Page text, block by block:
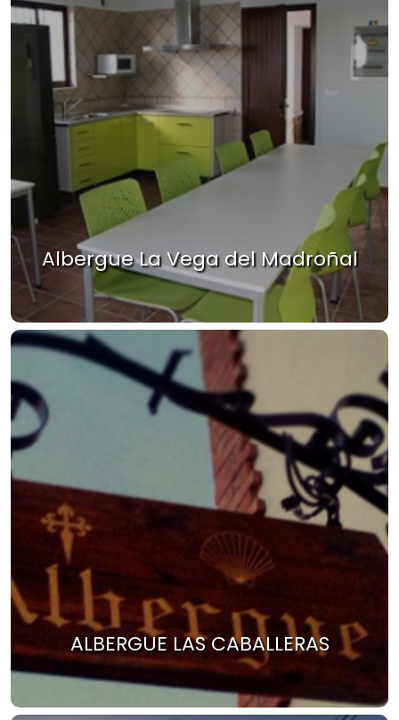
Albergue La Vega del Madroñal
ALBERGUE LAS CABALLERAS